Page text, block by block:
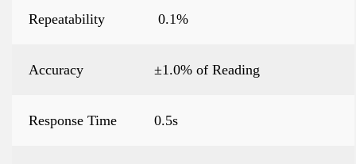
Repeatability 0.1%
Accuracy ±1.0% of Reading
Response Time 0.5s